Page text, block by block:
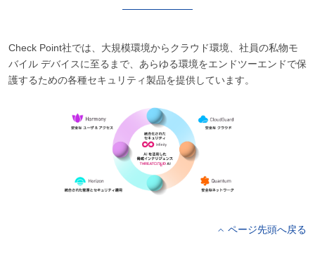
Check Point社では、大規模環境からクラウド環境、社員の私物モ
バイル デバイスに至るまで、あらゆる環境をエンドツーエンドで保
護するための各種セキュリティ製品を提供しています。
ページ先頭へ戻る